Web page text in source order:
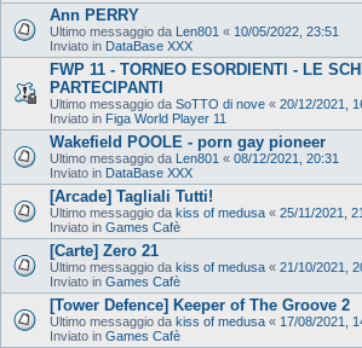
Ann PERRY
Ultimo messaggio da Len801 « 10/05/2022, 23:51
Inviato in DataBase XXX
FWP 11 - TORNEO ESORDIENTI - LE
PARTECIPANTI
Ultimo messaggio da SoTTO di nove « 20/12/2021,
Inviato in Figa World Player 11
Wakefield POOLE - porn gay pioneer
Ultimo messaggio da Len801 « 08/12/2021, 20:31
Inviato in DataBase XXX
[Arcade] Tagliali Tutti!
Ultimo messaggio da kiss of medusa « 25/11/2021,
Inviato in Games Cafè
[Carte] Zero 21
Ultimo messaggio da kiss of medusa « 21/10/2021,
Inviato in Games Cafè
[Tower Defence] Keeper of The Groove 2
Ultimo messaggio da kiss of medusa « 17/08/2021,
Inviato in Games Cafè